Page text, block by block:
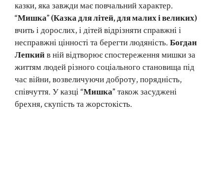
казки, яка завжди має повчальний характер.
“Мишка” (Казка для літей, для малих і великих)
вчить і дорослих, і дітей відрізняти справжні і
несправжні цінності та берегти людяність. Богдан
Лепкийв ній відтворює спостереження мишки за
життям людей різного соціального становища під
час війни, возвеличуючи доброту, порядність,
співчуття. У казці“Мишка” також засуджені
брехня, скупість та жорстокість.